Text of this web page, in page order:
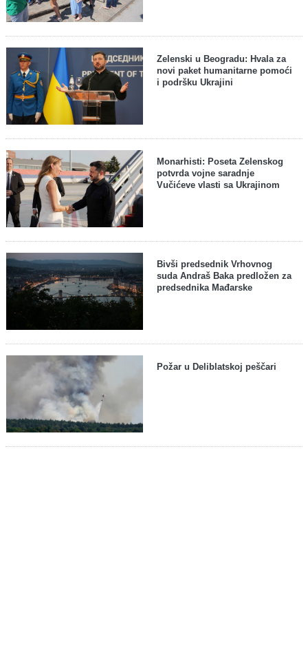
Zelenski u Beogradu: Hvala za
novi paket humanitarne pomoći
i podršku Ukrajini
Monarhisti: Poseta Zelenskog
potvrda vojne saradnje
Vučićeve vlasti sa Ukrajinom
Bivši predsednik Vrhovnog
suda Andraš Baka predložen za
predsednika Mađarske
Požar u Deliblatskoj peščari